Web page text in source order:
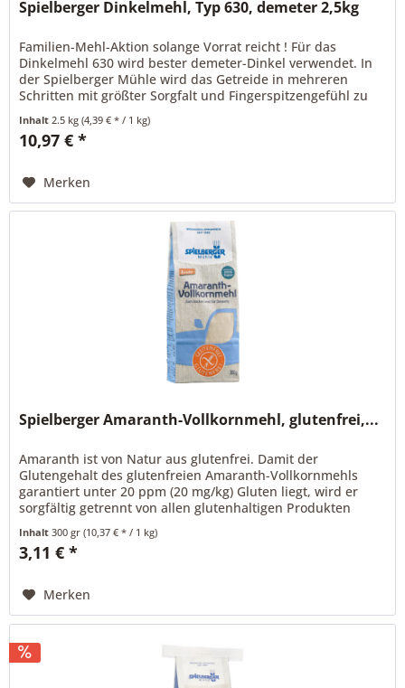
Spielberger Dinkelmehl, Typ 630, demeter 2,5kg
Familien-Mehl-Aktion solange Vorrat reicht ! Für das
Dinkelmehl 630 wird bester demeter-Dinkel verwendet. In
der Spielberger Mühle wird das Getreide in mehreren
Schritten mit größter Sorgfalt und Fingerspitzengefühl zu
Inhalt 2.5 kg(4,39 € * / 1 kg)
10,97 € *
Merken
Spielberger Amaranth-Vollkornmehl, glutenfrei,...
Amaranth ist von Natur aus glutenfrei. Damit der
Glutengehalt des glutenfreien Amaranth-Vollkornmehls
garantiert unter 20 ppm (20 mg/kg) Gluten liegt, wird er
sorgfältig getrennt von allen glutenhaltigen Produkten
Inhalt300 gr(10,37 € * / 1 kg)
3,11 € *
Merken